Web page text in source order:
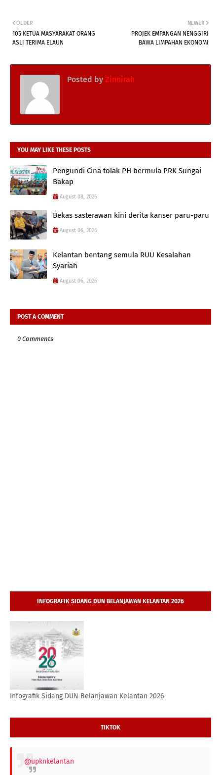
NEWER
PROJEK EMPANGAN NENGGIRI
BAWA LIMPAHAN EKONOMI
OLDER
105 KETUA MASYARAKAT ORANG
ASLI TERIMA ELAUN
Posted by Zinnirah
YOU MAY LIKE THESE POSTS
Pengundi Cina tolak PH bermula PRK Sungai
Bakap
August 08, 2026
Bekas sasterawan kini derita kanser paru-paru
August 06, 2026
Kelantan bentang semula RUU Kesalahan
Syariah
August 06, 2026
POST A COMMENT
0 Comments
INFOGRAFIK SIDANG DUN BELANJAWAN KELANTAN 2026
Infografik Sidang DUN Belanjawan Kelantan 2026
TIKTOK
@upknkelantan